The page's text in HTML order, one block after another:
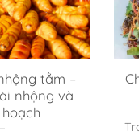
tằm –
nhộng và